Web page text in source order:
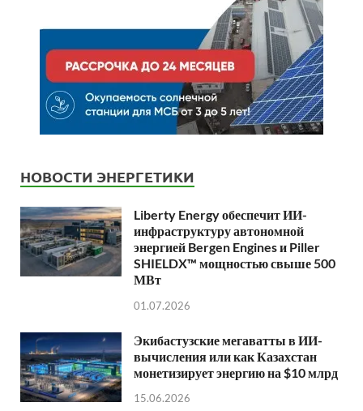
НОВОСТИ ЭНЕРГЕТИКИ
Liberty Energy обеспечит ИИ-
инфраструктуру автономной
энергией Bergen Engines и Piller
SHIELDX™ мощностью свыше 500
МВт
01.07.2026
Экибастузские мегаватты в ИИ-
вычисления или как Казахстан
монетизирует энергию на $10 млрд
15.06.2026